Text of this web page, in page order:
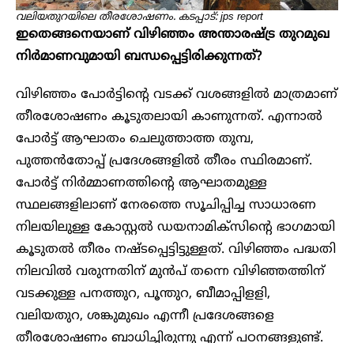
വലിയതുറയിലെ തീരശോഷണം. കടപ്പാട്: jps report
ഇതെങ്ങനെയാണ് വിഴിഞ്ഞം അന്താരഷ്ട്ര തുറമുഖ
നിർമാണവുമായി ബന്ധപ്പെട്ടിരിക്കുന്നത്?
വിഴിഞ്ഞം പോർട്ടിന്റെ വടക്ക് വശങ്ങളിൽ മാത്രമാണ്
തീരശോഷണം കൂടുതലായി കാണുന്നത്. എന്നാൽ
പോർട്ട് ആഘാതം ചെലുത്താത്ത തുമ്പ,
പുത്തൻതോപ്പ് പ്രദേശങ്ങളിൽ തീരം സ്ഥിരമാണ്.
പോർട്ട് നിർമ്മാണത്തിന്റെ ആഘാതമുള്ള
സ്ഥലങ്ങളിലാണ് നേരത്തെ സൂചിപ്പിച്ച സാധാരണ
നിലയിലുള്ള കോസ്റ്റൽ ഡയനാമിക്സിന്റെ ഭാഗമായി
കൂടുതൽ തീരം നഷ്ടപ്പെട്ടിട്ടുള്ളത്. വിഴിഞ്ഞം പദ്ധതി
നിലവിൽ വരുന്നതിന് മുൻപ് തന്നെ വിഴിഞ്ഞത്തിന്
വടക്കുള്ള പനത്തുറ, പൂന്തുറ, ബീമാപ്പിളളി,
വലിയതുറ, ശങ്കുമുഖം എന്നീ പ്രദേശങ്ങളെ
തീരശോഷണം ബാധിച്ചിരുന്നു എന്ന് പഠനങ്ങളുണ്ട്.